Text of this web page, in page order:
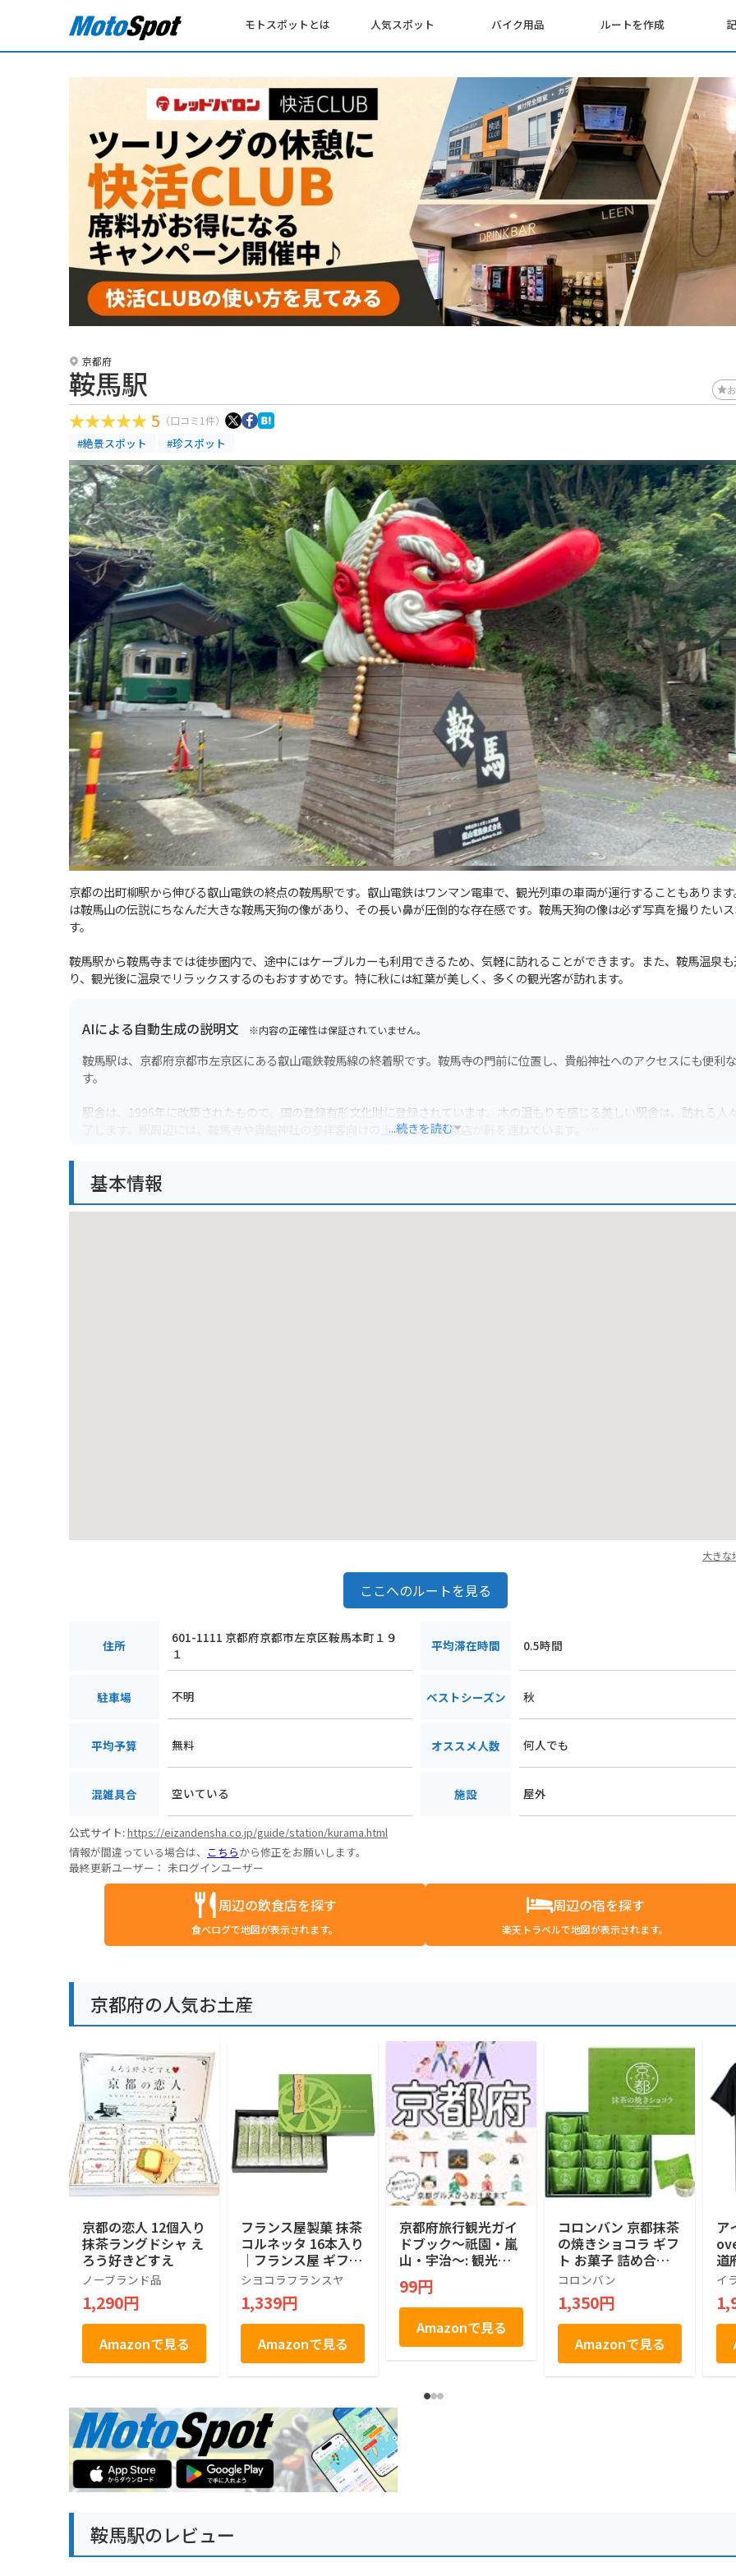
モトスポットとは 人気スポット バイク用品 ルートを作成
京都府
鞍馬駅
5 （口コミ1件）
#絶景スポット #珍スポット
京都の出町柳駅から伸びる叡山電鉄の終点の鞍馬駅です。叡山電鉄はワンマン電車で、観光列車の車両が運行することもありま
は鞍馬山の伝説にちなんだ大きな鞍馬天狗の像があり、その長い鼻が圧倒的な存在感です。鞍馬天狗の像は必ず写真を撮りたい
す。
鞍馬駅から鞍馬寺までは徒歩圏内で、途中にはケーブルカーも利用できるため、気軽に訪れることができます。また、鞍馬温泉
り、観光後に温泉でリラックスするのもおすすめです。特に秋には紅葉が美しく、多くの観光客が訪れます。
AIによる自動生成の説明文 ※内容の正確性は保証されていません。
鞍馬駅は、京都府京都市左京区にある叡山電鉄鞍馬線の終着駅です。鞍馬寺の門前に位置し、貴船神社へのアクセスにも便利
す。
駅舎は、1996年に改築されたもので、国の登録有形文化財に登録されています。木の温もりを感じる美しい駅舎は、訪れる人
了します。駅周辺には、鞍馬寺や貴船神社の参拝客向けの土産物店や飲食店が軒を連ねています。
便利です。ただし、紅葉シーズンなどは、交通規制が行われる場合があるので、注意が必要です。
...続きを読む
基本情報
大きな
ここへのルートを見る
住所
601-1111 京都府京都市左京区鞍馬本町１９
１
平均滞在時間 0.5時間
駐車場 不明 ベストシーズン 秋
平均予算 無料 オススメ人数 何人でも
混雑具合 空いている 施設 屋外
公式サイト:https://eizandensha.co.jp/guide/station/kurama.html
情報が間違っている場合は、 こちらから修正をお願いします。
最終更新ユーザー： 未ログインユーザー
周辺の飲食店を探す
食べログで地図が表示されます。
周辺の宿を探す
楽天トラベルで地図が表示されます。
京都府の人気お土産
京都の恋人 12個入り
抹茶ラングドシャ え
ろう好きどすえ
ノーブランド品
1,290円
Amazonで見る
フランス屋製菓 抹茶
コルネッタ 16本入り
｜フランス屋 ギフト
お土産 京都 抹茶 お
土産 敬老の日
シヨコラフランスヤ
1,339円
Amazonで見る
京都府旅行観光ガイ
ドブック〜祇園・嵐
山・宇治〜: 観光ス
ポットだけじゃな
い！京都グルメから
お土産まで京都の魅
力満載 京都観光ガイ
ドブック
99円
Amazonで見る
コロンバン 京都抹茶
の焼きショコラ ギフ
ト お菓子 詰め合わ
せ 個包装 プレゼン
ト 土産 抹茶 焼きシ
ョコラ 12個入り
コロンバン
1,350円
Amazonで見る
ア
道
モ
旅
ャ
イ
鞍馬駅のレビュー